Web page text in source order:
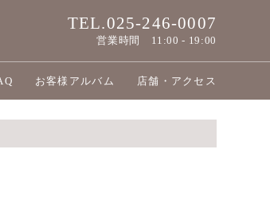
TEL.025-246-0007
営業時間 11:00 - 19:00
お客様アルバム 店舗・アクセス